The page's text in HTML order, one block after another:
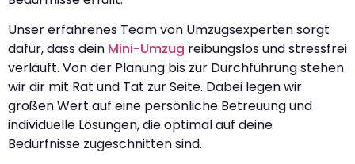
Unser erfahrenes Team von Umzugsexperten sorgt
dafür, dass dein Mini-Umzug reibungslos und stressfrei
verläuft. Von der Planung bis zur Durchführung stehen
wir dir mit Rat und Tat zur Seite. Dabei legen wir
großen Wert auf eine persönliche Betreuung und
individuelle Lösungen, die optimal auf deine
Bedürfnisse zugeschnitten sind.